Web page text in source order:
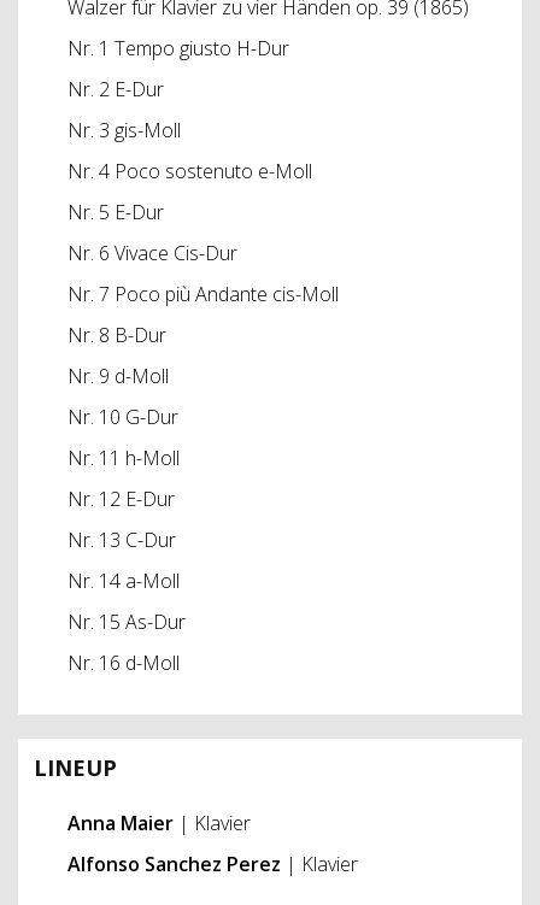
Walzer für Klavier zu vier Händen op. 39 (1865)
Nr. 1 Tempo giusto H-Dur
Nr. 2 E-Dur
Nr. 3 gis-Moll
Nr. 4 Poco sostenuto e-Moll
Nr. 5 E-Dur
Nr. 6 Vivace Cis-Dur
Nr. 7 Poco più Andante cis-Moll
Nr. 8 B-Dur
Nr. 9 d-Moll
Nr. 10 G-Dur
Nr. 11 h-Moll
Nr. 12 E-Dur
Nr. 13 C-Dur
Nr. 14 a-Moll
Nr. 15 As-Dur
Nr. 16 d-Moll
LINEUP
Anna Maier | Klavier
Alfonso Sanchez Perez | Klavier